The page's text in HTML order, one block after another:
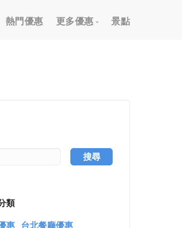
熱門優惠 更多優惠
按摩/推拿優惠
景點
搜尋
類
惠 台北餐廳優惠